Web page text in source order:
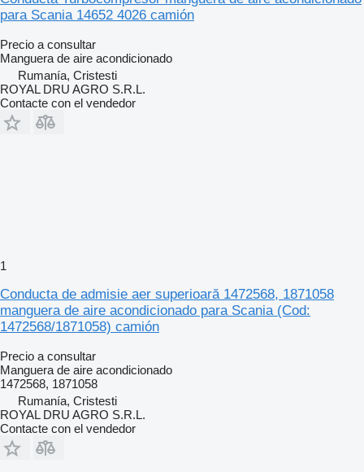
para Scania 14652 4026 camión
Precio a consultar
Manguera de aire acondicionado
Rumanía, Cristesti
ROYAL DRU AGRO S.R.L.
Contacte con el vendedor
1
Conducta de admisie aer superioară 1472568, 1871058
manguera de aire acondicionado para Scania (Cod:
1472568/1871058) camión
Precio a consultar
Manguera de aire acondicionado
1472568, 1871058
Rumanía, Cristesti
ROYAL DRU AGRO S.R.L.
Contacte con el vendedor